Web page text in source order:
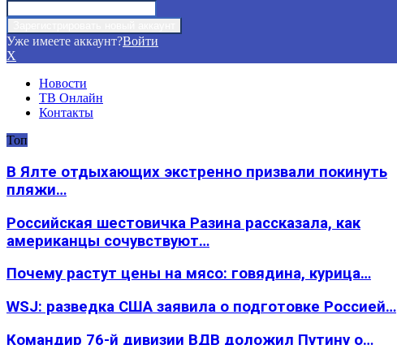
Уже имеете аккаунт?Войти
X
Новости
ТВ Онлайн
Контакты
Топ
В Ялте отдыхающих экстренно призвали покинуть
пляжи…
Российская шестовичка Разина рассказала, как
американцы сочувствуют…
Почему растут цены на мясо: говядина, курица…
WSJ: разведка США заявила о подготовке Россией…
Командир 76-й дивизии ВДВ доложил Путину о…